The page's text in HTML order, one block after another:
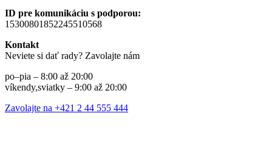
ID pre komunikáciu s podporou:
15300801852245510568
Kontakt
Neviete si dať rady? Zavolajte nám
po–pia – 8:00 až 20:00
víkendy,sviatky – 9:00 až 20:00
Zavolajte na +421 2 44 555 444